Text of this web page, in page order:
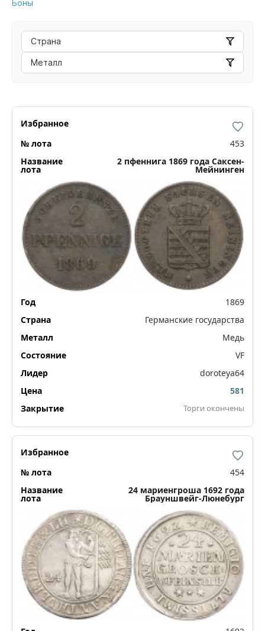
Боны
Страна
Металл
453
2 пфеннига 1869 года Саксен-
Мейнинген
1869
Германские государства
Медь
VF
doroteya64
581
Торги окончены
454
24 мариенгроша 1692 года
Брауншвейг-Люнебург